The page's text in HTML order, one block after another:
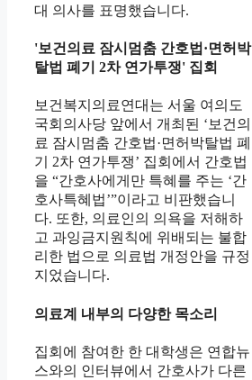
대 의사를 표명했습니다.
'보건의료 잠시멈춤 간호법·면허박
탈법 폐기 2차 연가투쟁' 집회
보건복지의료연대는 서울 여의도
국회의사당 앞에서 개최된 ‘보건의
료 잠시멈춤 간호법·면허박탈법 폐
기 2차 연가투쟁’ 집회에서 간호법
을 “간호사에게만 특혜를 주는 ‘간
호사특혜법’”이라고 비판했습니
다. 또한, 의료인의 의욕을 저해하
고 과잉금지원칙에 위배되는 불합
리한 법으로 의료법 개정안을 규정
지었습니다.
의료계 내부의 다양한 목소리
집회에 참여한 한 대학생은 연합뉴
스와의 인터뷰에서 간호사가 다른